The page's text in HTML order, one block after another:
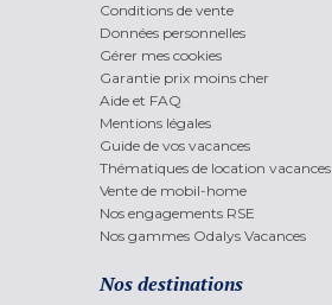
Conditions de vente
Données personnelles
Gérer mes cookies
Garantie prix moins cher
Aide et FAQ
Mentions légales
Guide de vos vacances
Thématiques de location vacances
Vente de mobil-home
Nos engagements RSE
Nos gammes Odalys Vacances
Nos destinations